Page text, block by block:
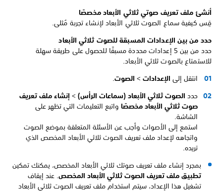
أنشئ ملف تعريف صوتي ثلاثي الأبعاد مخصصًا
قِس كيفية سماع الصوت ثلاثي الأبعاد لإنشاء تجربة مُثلى.
حدد من بين الإعدادات المسبقة للصوت ثلاثي الأبعاد
حدد من بين 5 إعدادات محددة مسبقًا للحصول على طريقة سهلة
للاستمتاع بالصوت ثلاثي الأبعاد.
انتقل إلىالإعدادات>الصوت.
حددالصوت ثلاثي الأبعاد (سماعات الرأس)>إنشاء ملف تعريف
صوت ثلاثي الأبعاد مخصصًاواتبع التعليمات التي تظهر على
الشاشة.
استمع إلى الأصوات وأجب عن الأسئلة المتعلقة بموضع الصوت
واتجاهه لإعداد ملف تعريف الصوت ثلاثي الأبعاد المخصص الذي
تريده.
بمجرد إنشاء ملف تعريف صوتك ثلاثي الأبعاد المخصص، يمكنك تمكين
تطبيق ملف تعريف الصوت ثلاثي الأبعاد المخصص. عند إيقاف
تشغيل هذا الإعداد، سيتم استخدام ملف تعريف الصوت ثلاثي الأبعاد